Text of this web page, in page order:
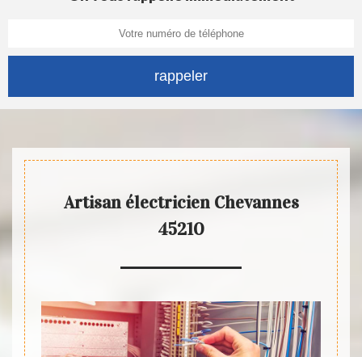
Artisan électricien Chevannes
45210